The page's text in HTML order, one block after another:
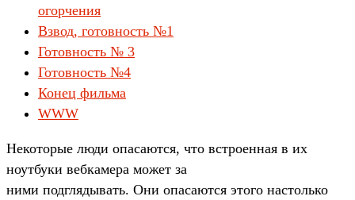
огорчения
Взвод, готовность №1
Готовность № 3
Готовность №4
Конец фильма
WWW
Некоторые люди опасаются, что встроенная в их
ноутбуки вебкамера может за
ними подглядывать. Они опасаются этого настолько